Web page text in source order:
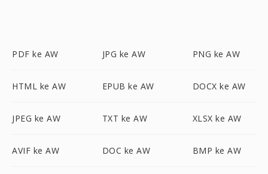
PDF ke AW JPG ke AW PNG ke AW
HTML ke AW EPUB ke AW DOCX ke AW
JPEG ke AW TXT ke AW XLSX ke AW
AVIF ke AW DOC ke AW BMP ke AW